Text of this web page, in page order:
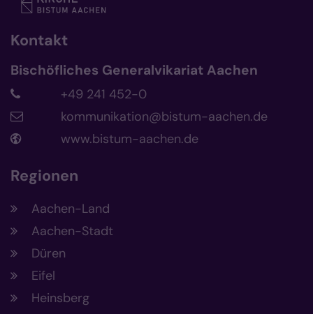
Kontakt
Bischöfliches Generalvikariat Aachen
+49 241 452-0
kommunikation@bistum-aachen.de
www.bistum-aachen.de
Regionen
Aachen-Land
Aachen-Stadt
Düren
Eifel
Heinsberg